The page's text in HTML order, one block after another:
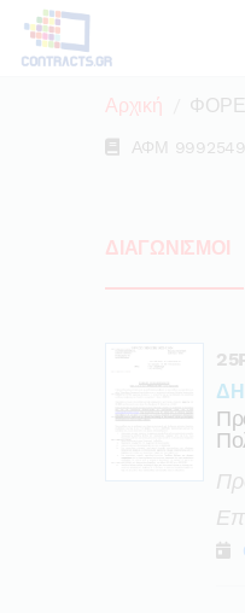
Αρχική
ΑΦΜ
ΔΙΑΓΩΝΙΣΜΟΙ